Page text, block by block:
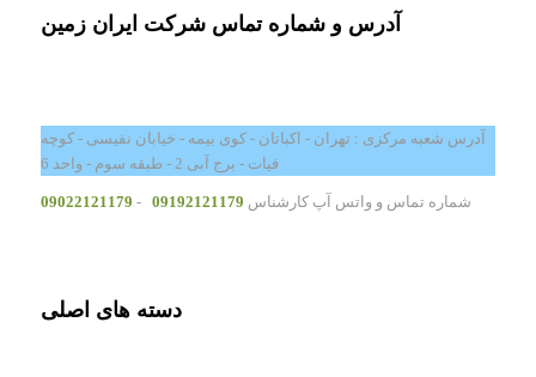
آدرس و شماره تماس شرکت ایران زمین
آدرس شعبه مرکزی : تهران - اکباتان - کوی بیمه - خیابان نفیسی - کوچه
فیات - برج آبی 2 - طبقه سوم - واحد 6
شماره تماس و واتس آپ کارشناس 09192121179
-
09022121179
دسته های اصلی